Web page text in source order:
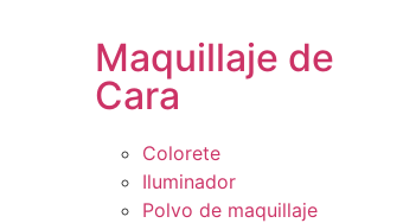
Maquillaje de
Cara
Colorete
Iluminador
Polvo de maquillaje